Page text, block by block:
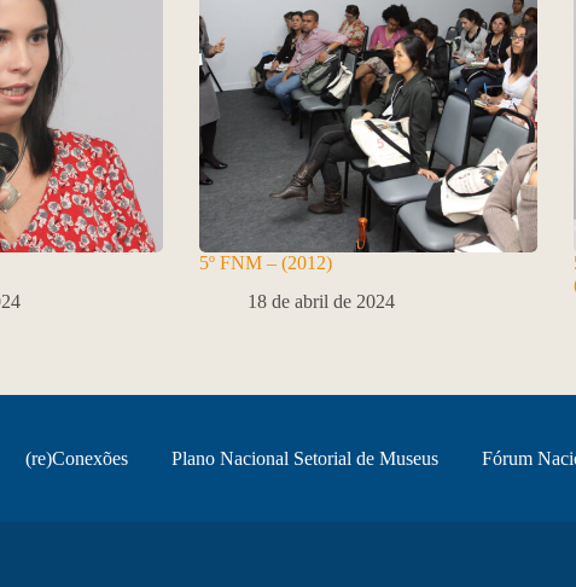
5º FNM – (2012)
18 de abril de 2024
(re)Conexões Plano Nacional Setorial de Museus Fórum